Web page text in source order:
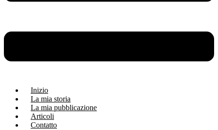
Inizio
La mia storia
La mia pubblicazione
Articoli
Contatto